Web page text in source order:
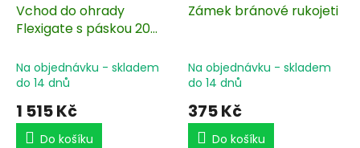
Vchod do ohrady
Flexigate s páskou 20
Na objednávku - skladem
do 14 dnů
1 515 Kč
Do košíku
Zámek bránové rukojeti
Na objednávku - skladem
do 14 dnů
375 Kč
Do košíku